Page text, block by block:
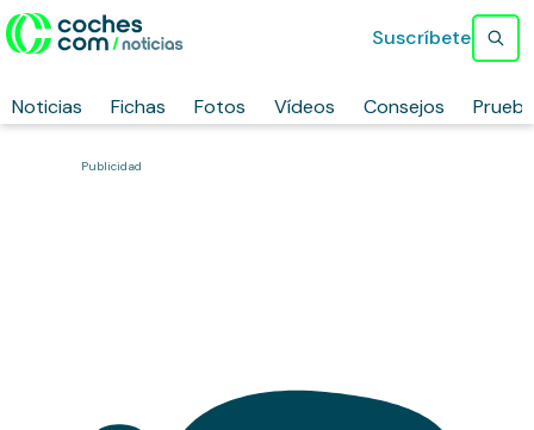
Noticias Fichas Fotos Vídeos Consejos
Suscríbete
Publicidad